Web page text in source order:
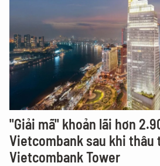
"Giải mã" khoản lãi hơn
Vietcombank sau khi thâu
Vietcombank Tower